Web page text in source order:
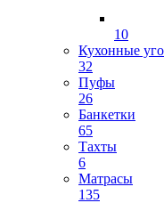
10
Кухонные
32
Пуфы
26
Банкетки
65
Тахты
6
Матрасы
135